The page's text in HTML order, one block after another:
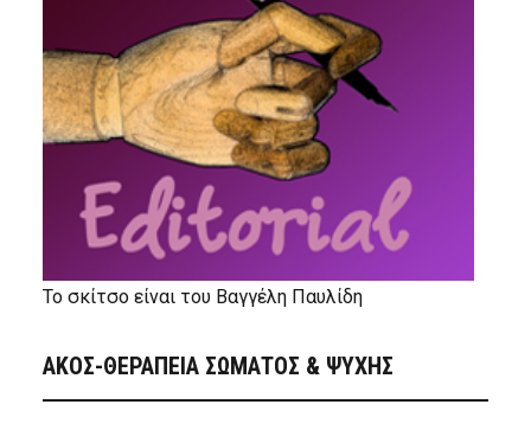
Το σκίτσο είναι του Βαγγέλη Παυλίδη
ΑΚΟΣ-ΘΕΡΑΠΕΙΑ ΣΩΜΑΤΟΣ & ΨΥΧΗΣ